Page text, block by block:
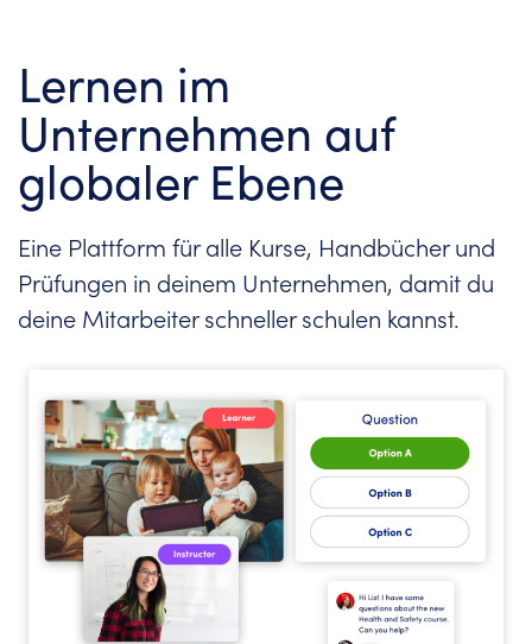
Lernen im
Unternehmen auf
globaler Ebene
Eine Plattform für alle Kurse, Handbücher und
Prüfungen in deinem Unternehmen, damit du
deine Mitarbeiter schneller schulen kannst.